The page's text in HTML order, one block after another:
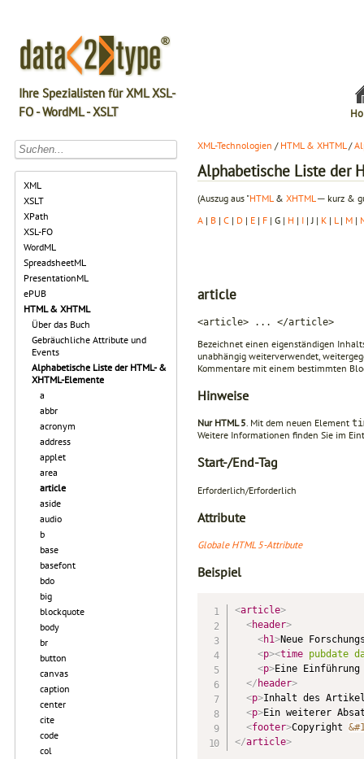
Ihre Spezialisten für XML XSL-
FO - WordML - XSLT
XML
XSLT
XPath
XSL-FO
WordML
SpreadsheetML
PresentationML
ePUB
HTML & XHTML
Über das Buch
Gebräuchliche Attribute und
Events
Alphabetische Liste der HTML- &
XHTML-Elemente
a
abbr
acronym
address
applet
area
article
aside
audio
b
base
basefont
bdo
big
blockquote
body
br
button
canvas
caption
center
cite
code
col
XML-Technologien / HTML & XHTML/
Alphabetische Liste der
(Auszug aus "HTML & XHTML ─ kurz &
A | B | C | D | E | F | G | H | I | J | K | L | M |
article
<article> ... </article>
Bezeichnet einen eigenständigen
unabhängig weiterverwendet,
Kommentare mit einem bestimmten
Hinweise
Nur HTML 5. Mit dem neuen Element
Weitere Informationen finden Sie im
Start-/End-Tag
Erforderlich/Erforderlich
Attribute
Globale HTML 5-Attribute
Beispiel
<article>
<header>
<h1>Neue
<p><time pubdate
<p>Eine Einführung
</ header>
<p>Inhalt des
<p>Ein weiterer
<footer>Copyright
</article>